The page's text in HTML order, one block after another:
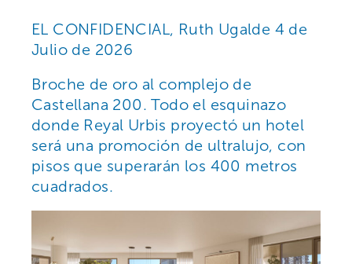
EL CONFIDENCIAL, Ruth Ugalde 4 de
Julio de 2026
Broche de oro al complejo de
Castellana 200. Todo el esquinazo
donde Reyal Urbis proyectó un hotel
será una promoción de ultralujo, con
pisos que superarán los 400 metros
cuadrados.